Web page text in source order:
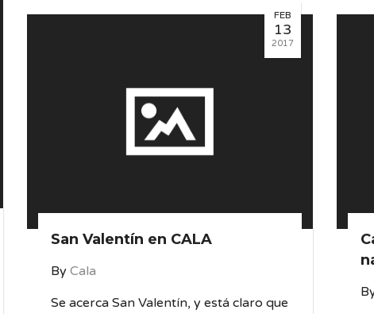
FEB
13
2017
San Valentín en CALA
By Cala
Se acerca San Valentín, y está claro que